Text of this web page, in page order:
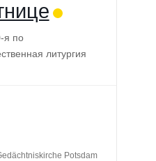
я по
литургия
Potsdam